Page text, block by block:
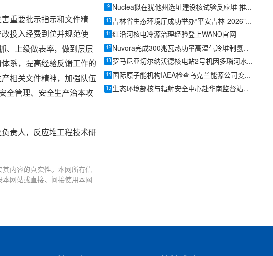
重要批示指示和文件精
投入经费到位并规范使
、上级做表率，做到层层
系，提高经验反馈工作的
相关文件精神，加强队伍
全管理、安全生产治本攻
责人，反应堆工程技术研
内容的真实性。本网所有信
网站或直接、间接使用本网
9 Nuclea拟在犹他州选址建设核试验反应堆 推进Morpheus微型反应堆部署
10 吉林省生态环境厅成功举办“平安吉林-2026”辐射事故综合应急演习
11 红沿河核电冷源治理经验登上WANO官网
12 Nuvora完成300兆瓦热功率高温气冷堆制氢预可行性研究独立审查
13 罗马尼亚切尔纳沃德核电站2号机因多瑙河水位持续下降仅能再运行约5天
14 国际原子能机构IAEA检查乌克兰能源公司变电站
15 生态环境部核与辐射安全中心赴华南监督站开展专题调研